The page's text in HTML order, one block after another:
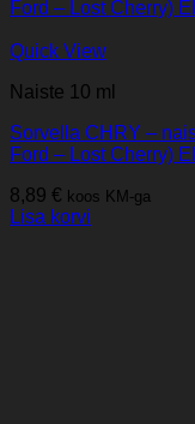
Quick View
Naiste 10 ml
Sorvella CHRY –
Ford – Lost Cherry)
8,89 € koos KM-ga
Lisa korvi